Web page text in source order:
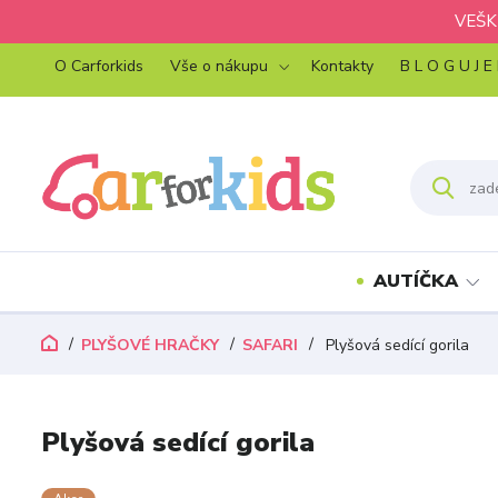
O Carforkids Vše o nákupu Kontakty B L O G U J E
AUTÍČKA
PLYŠOVÉ HRAČKY SAFARI Plyšová sedící gorila
Plyšová sedící gorila